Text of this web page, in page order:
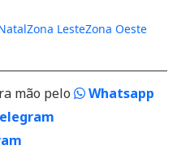
Zona LesteZona Oeste
mão pelo
Whatsapp